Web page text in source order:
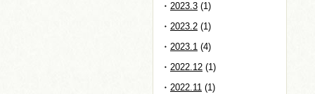
2023.3 (1)
2023.2 (1)
2023.1 (4)
2022.12 (1)
2022.11 (1)